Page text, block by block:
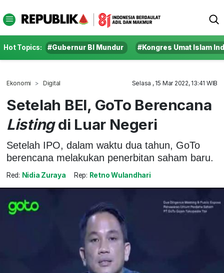
Hot Topics: #Gubernur BI Mundur #Kongres Umat Islam
Ekonomi Digital Selasa , 15 Mar 2022, 13:41 WIB
Setelah BEI, GoTo Berencana
Listingdi Luar Negeri
Setelah IPO, dalam waktu dua tahun, GoTo
berencana melakukan penerbitan saham baru.
Red: Nidia Zuraya Rep: Retno Wulandhari